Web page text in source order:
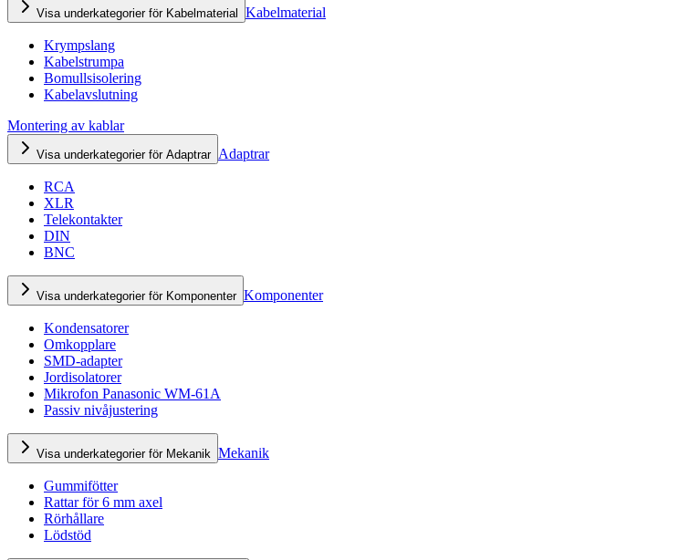
Visa underkategorier för Kabelmaterial Kabelmaterial
Krympslang
Kabelstrumpa
Bomullsisolering
Kabelavslutning
Montering av kablar
Visa underkategorier för Adaptrar Adaptrar
RCA
XLR
Telekontakter
DIN
BNC
Visa underkategorier för Komponenter Komponenter
Kondensatorer
Omkopplare
SMD-adapter
Jordisolatorer
Mikrofon Panasonic WM-61A
Passiv nivåjustering
Visa underkategorier för Mekanik Mekanik
Gummifötter
Rattar för 6 mm axel
Rörhållare
Lödstöd